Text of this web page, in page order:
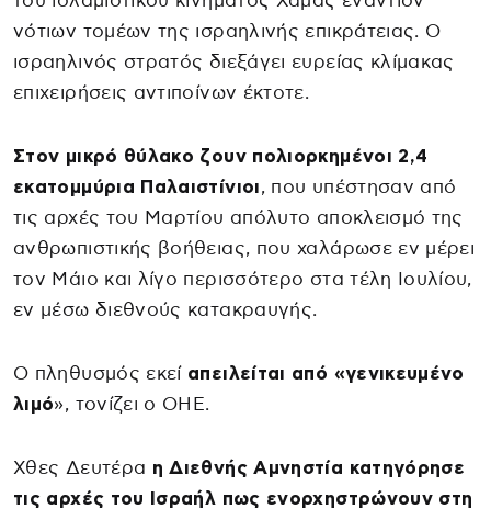
νότιων τομέων της ισραηλινής επικράτειας. Ο
ισραηλινός στρατός διεξάγει ευρείας κλίμακας
επιχειρήσεις αντιποίνων έκτοτε.
Στον μικρό θύλακο ζουν πολιορκημένοι 2,4
εκατομμύρια Παλαιστίνιοι, που υπέστησαν από
τις αρχές του Μαρτίου απόλυτο αποκλεισμό της
ανθρωπιστικής βοήθειας, που χαλάρωσε εν μέρει
τον Μάιο και λίγο περισσότερο στα τέλη Ιουλίου,
εν μέσω διεθνούς κατακραυγής.
Ο πληθυσμός εκεί απειλείται από «γενικευμένο
λιμό», τονίζει ο ΟΗΕ.
Χθες Δευτέρα η Διεθνής Αμνηστία κατηγόρησε
τις αρχές του Ισραήλ πως ενορχηστρώνουν στη